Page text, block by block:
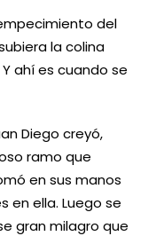
del
la colina
ahí es cuando se
Diego creyó,
ramo que
en sus manos
en ella. Luego se
gran milagro que